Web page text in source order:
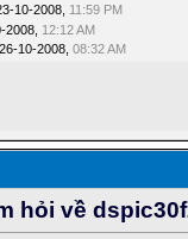
10-2008, 11:59 PM
2008, 12:12 AM
26-10-2008, 08:32 AM
hỏi về